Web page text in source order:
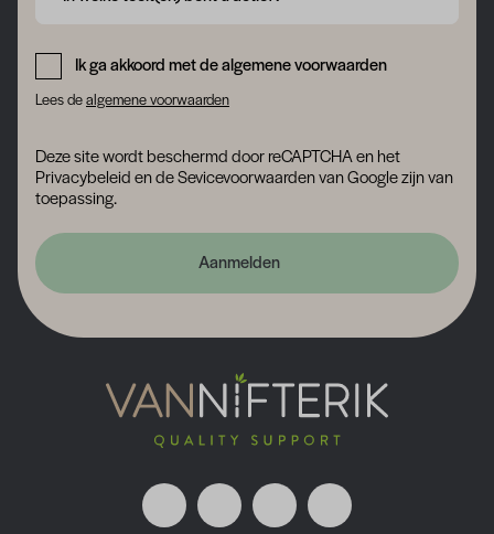
Form field 6a771ab81aa01
Ik ga akkoord met de algemene voorwaarden
Lees de algemene voorwaarden
Deze site wordt beschermd door reCAPTCHA en het
Privacybeleid ende Sevicevoorwaardenvan Google zijn van
toepassing.
Aanmelden